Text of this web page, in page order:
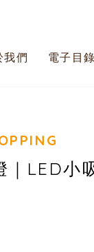
我們 電子目錄
｜LED小